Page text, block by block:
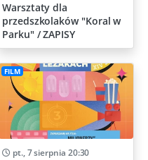
Warsztaty dla
przedszkolaków "Koral w
Parku" / ZAPISY
FILM
pt., 7 sierpnia 20:30